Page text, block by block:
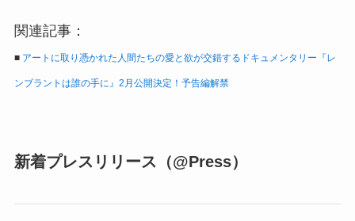
関連記事：
■ アートに取り憑かれた人間たちの愛と欲が交錯するドキュメンタリー『レ
ンブラントは誰の手に』2月公開決定！予告編解禁
新着プレスリリース（@Press）